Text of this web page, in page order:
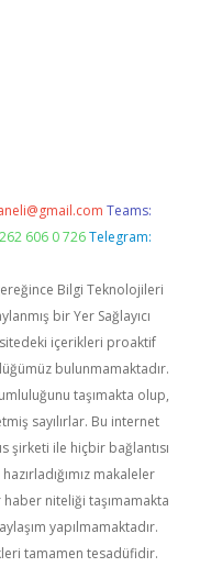
Teams:
606 0 726 Telegram:
Bilgi Teknolojileri
bir Yer Sağlayıcı
içerikleri proaktif
bulunmamaktadır.
taşımakta olup,
sayılırlar. Bu internet
şirketi ile hiçbir bağlantısı
makaleler
niteliği taşımamakta
yapılmamaktadır.
tamamen tesadüfidir.